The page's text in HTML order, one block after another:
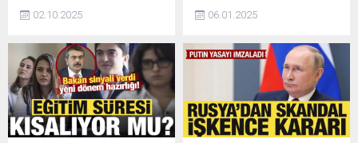
Ligi 2. hafta mücadelesinde
Fransız ekibi Nice’i ağırlıyor.
Stadyumu’nda oynanacak
bu kritik maçta Avrupa’daki
ilk galibiyetini hedefliyor.
Peki, Fenerbahçe-Nice maçı
şifresiz mi, saat kaçta ve
hangi kanalda
02.10.2025
yüzde 20'ye kadar gümrük
vergisi uygulama vaadinde
başkanı Donald Trump'ın,
başkanlık koltuğuna
oturmasına sayılı günler kala
planlarında değişikliğe gittiği
öne sürüldü. Plan, tüm
dünyayı olduğu gibi
06.01.2025